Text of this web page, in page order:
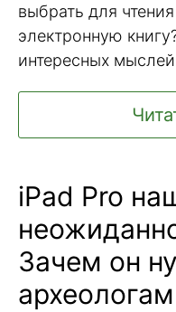
выбрать для
электронную
интересных мыслей
iPad Pro
Зачем он
археологам